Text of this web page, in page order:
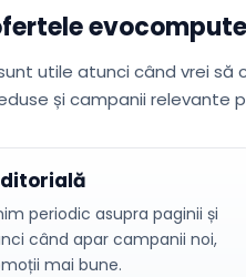
utile atunci când vrei
și campanii relevante
periodic asupra paginii și
când apar campanii noi,
mai bune.